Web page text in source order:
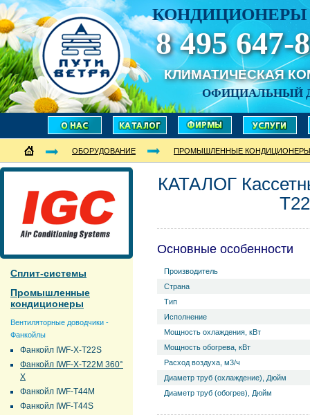
КОНДИЦИОНЕРЫ
8 495 647-
КЛИМАТИЧЕСКАЯ
ОФИЦИАЛЬНЫЙ
ОБОРУДОВАНИЕ ПРОМЫШЛЕННЫЕ КОНДИЦИОНЕРЫ
Сплит-системы
Промышленные
кондиционеры
Вентиляторные доводчики -
Фанкойлы
Фанкойл IWF-X-T22S
Фанкойл IWF-X-T22M 360°
Х
Фанкойл IWF-T44M
Фанкойл IWF-T44S
КАТАЛОГ
Основные особенности
Производитель
Страна
Тип
Исполнение
Мощность охлаждения, кВт
Мощность обогрева, кВт
Расход воздуха, м3/ч
Диаметр труб (охлаждение), Дюйм
Диаметр труб (обогрев), Дюйм